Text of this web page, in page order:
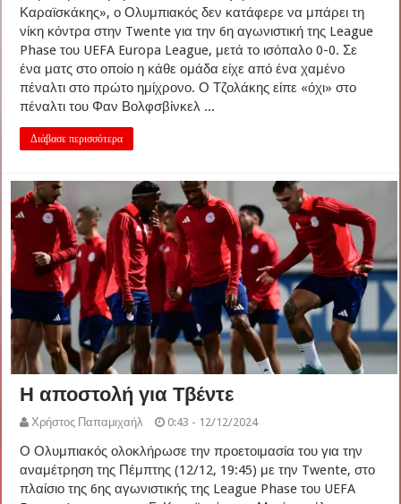
Καραϊσκάκης», ο Ολυμπιακός δεν κατάφερε να μπάρει τη
νίκη κόντρα στην Twente για την 6η αγωνιστική της League
Phase του UEFA Europa League, μετά το ισόπαλο 0-0. Σε
ένα ματς στο οποίο η κάθε ομάδα είχε από ένα χαμένο
πέναλτι στο πρώτο ημίχρονο. Ο Τζολάκης είπε «όχι» στο
πέναλτι του Φαν Βολφσβίνκελ ...
Διάβασε περισσότερα
Η αποστολή για Τβέντε
Χρήστος Παπαμιχαήλ 0:43 - 12/12/2024
Ο Ολυμπιακός ολοκλήρωσε την προετοιμασία του για την
αναμέτρηση της Πέμπτης (12/12, 19:45) με την Twente, στο
πλαίσιο της 6ης αγωνιστικής της League Phase του UEFA